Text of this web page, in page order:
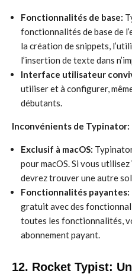
Fonctionnalités de base:
fonctionnalités de base de
la création de snippets,
l’insertion de texte dans
Interface utilisateur
utiliser et à configurer,
débutants.
Inconvénients de Typinator:
Exclusif à macOS:
pour macOS. Si vous
devrez trouver une autre
Fonctionnalités payantes:
gratuit avec des
toutes les fonctionnalités,
abonnement payant.
12. Rocket Typist: